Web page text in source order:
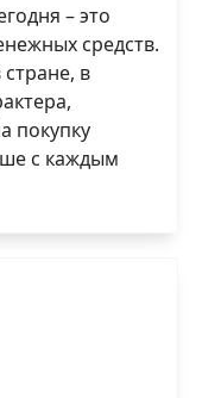
– это
средств.
в
покупку
с каждым